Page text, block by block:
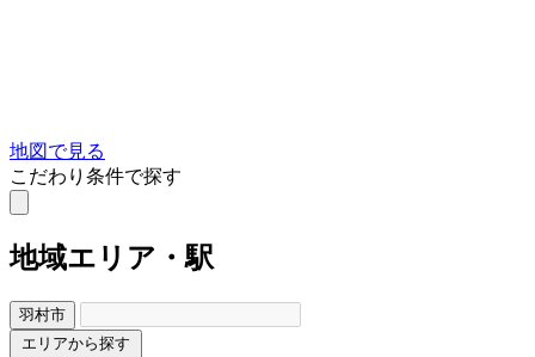
地図で見る
こだわり条件で探す
地域エリア・駅
羽村市
エリアから探す